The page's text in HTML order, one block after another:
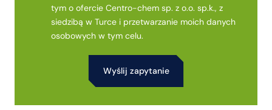
tym o ofercie Centro-chem sp. z o.o. sp.k., z
siedzibą w Turce i przetwarzanie moich danych
osobowych w tym celu.